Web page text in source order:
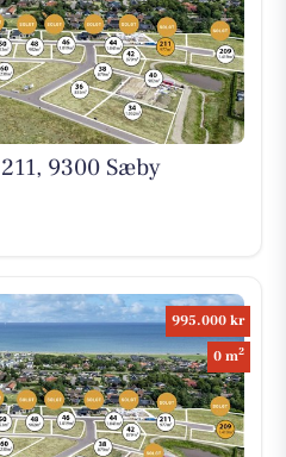
9300 Sæby
995.000 kr
0 m2